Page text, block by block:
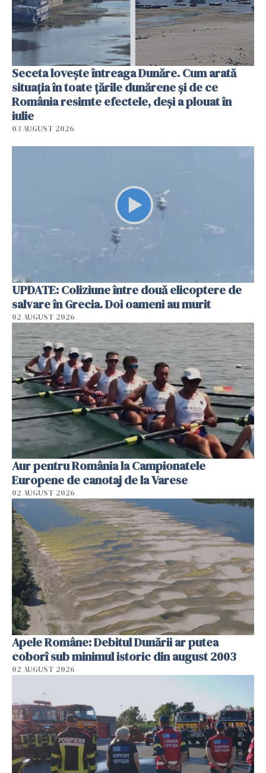
Seceta lovește întreaga Dunăre. Cum arată
situația în toate țările dunărene și de ce
România resimte efectele, deși a plouat în
iulie
03 AUGUST 2026
UPDATE: Coliziune între două elicoptere de
salvare în Grecia. Doi oameni au murit
02 AUGUST 2026
Aur pentru România la Campionatele
Europene de canotaj de la Varese
02 AUGUST 2026
Apele Române: Debitul Dunării ar putea
coborî sub minimul istoric din august 2003
02 AUGUST 2026